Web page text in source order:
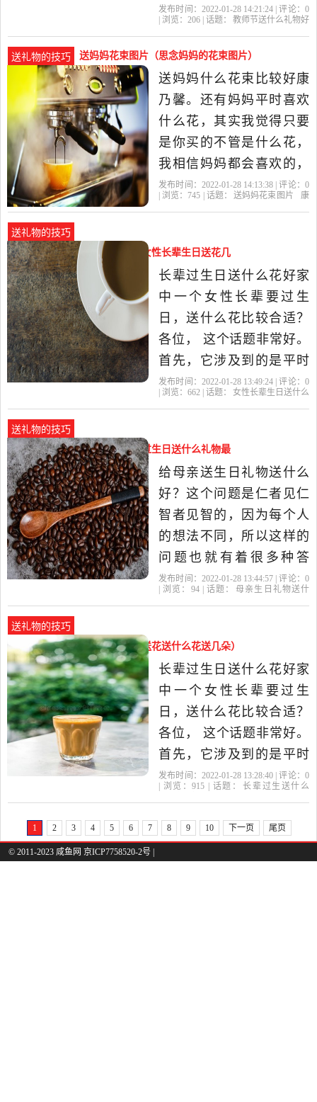
都是连续不断的讲，只有
间，是非常辛苦的，所
以，水杯是非常实用的，
你可以去淘宝上买一些新
奇一点的杯子，这样，老
师看着杯子的时.
发布时间：2022-01-28 14:21:24 | 评论： 0
| 浏览： 206 | 话题：
教师节送什么礼物好
送礼物的技巧 送妈妈花束图片（思念妈妈的花束图片）
送妈妈什么花束比较好康
乃馨。还有妈妈平时喜欢
什么花，其实我觉得只要
是你买的不管是什么花，
我相信妈妈都会喜欢的，
因为妈妈喜欢你，爱你，
喜欢的，相信自己母亲节
花束送给妈妈？可以啊，
不过如果可以帮助妈妈做
一些力所能及的事就
发布时间：2022-01-28 14:13:38 | 评论： 0
| 浏览： 745 | 话题： 送妈妈花束图片
康
送礼物的技巧
女性长辈生日送什么花好（给女性长辈生日送花几
朵）
长辈过生日送什么花好家
中一个女性长辈要过生
日，送什么花比较合适？
各位， 这个话题非常好。
首先，它涉及到的是平时
老百姓喜闻乐见，经常讨
较能引起大伙儿的共鸣。
其次，这个问题具有科普
的性质。我们知道，作为
文字工...给长辈
发布时间：2022-01-28 13:49:24 | 评论： 0
| 浏览： 662 | 话题：
女性长辈生日送什么
送礼物的技巧
母亲生日礼物送什么（母亲要过生日送什么礼物最
好）
给母亲送生日礼物送什么
好？这个问题是仁者见仁
智者见智的，因为每个人
的想法不同，所以这样的
问题也就有着很多种答
案，笔者的说法也不会一
个世界上，我们应该关心
和应该感恩的人就是父母
了。父母对子女总是无私
奉献、不求回...
发布时间：2022-01-28 13:44:57 | 评论： 0
| 浏览： 94| 话题：
母亲生日礼物送什
送礼物的技巧
长辈过生送什么花（长辈生日送花送什么花送几朵）
长辈过生日送什么花好家
中一个女性长辈要过生
日，送什么花比较合适？
各位， 这个话题非常好。
首先，它涉及到的是平时
老百姓喜闻乐见，经常讨
话题，比较接地气，也比
较能引起大伙儿的共鸣。
其次，这个问题具有科普
发布时间：2022-01-28 13:28:40 | 评论： 0
| 浏览：915 | 话题：
长辈过生送什么
1 2 3 4 5 6 7 8 9 10 下一页 尾页
© 2011-2023 咸鱼网 京ICP7758520-2号 |